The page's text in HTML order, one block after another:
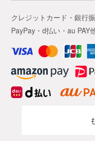
クレジットカード・銀行
PayPay・d払い・au PAY